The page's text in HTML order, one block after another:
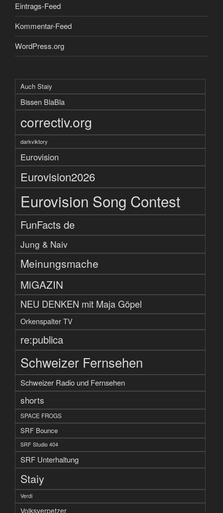
Eintrags-Feed
Kommentar-Feed
WordPress.org
Auch Staiy
Bissen BlaBla
correctiv.org
darkviktory
Eurovision
Eurovision2026
Eurovision Song Contest
FunFacts de
Jung & Naiv
Meinungsmache
MiGAZIN
NEU DENKEN mit Maja Göpel
Orkenspalter TV
re:publica
Schweizer Fernsehen
Schweizer Radio und Fernsehen
shorts
SPACE FROGS
SRF Bounce
SRF Studio 404
SRF Unterhaltung
Staiy
Verdi
Volksverpetzer